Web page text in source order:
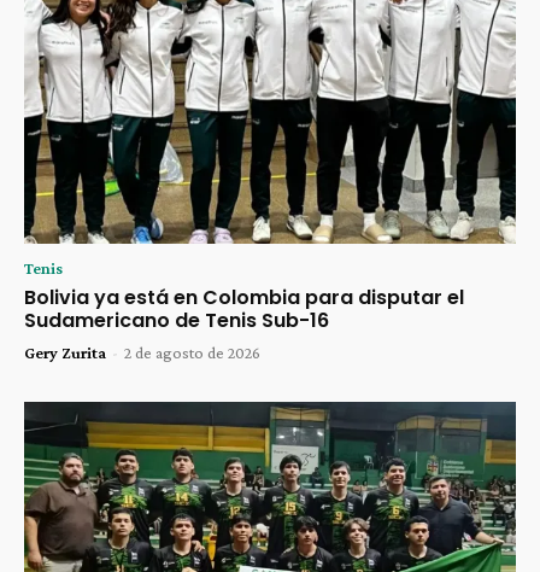
Tenis
Bolivia ya está en Colombia para disputar el
Sudamericano de Tenis Sub-16
Gery Zurita - 2 de agosto de 2026